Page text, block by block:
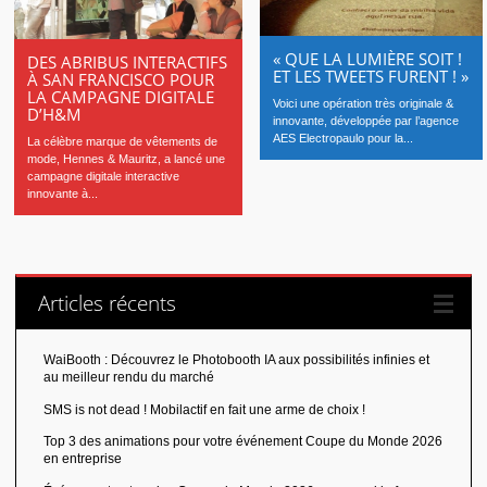
DES ABRIBUS INTERACTIFS
À SAN FRANCISCO POUR
LA CAMPAGNE DIGITALE
D’H&M
La célèbre marque de vêtements de
mode, Hennes & Mauritz, a lancé une
campagne digitale interactive
innovante à...
« QUE LA LUMIÈRE SOIT !
ET LES TWEETS FURENT ! »
Voici une opération très originale &
innovante, développée par l’agence
AES Electropaulo pour la...
Articles récents
WaiBooth : Découvrez le Photobooth IA aux possibilités infinies et
au meilleur rendu du marché
SMS is not dead ! Mobilactif en fait une arme de choix !
Top 3 des animations pour votre événement Coupe du Monde 2026
en entreprise